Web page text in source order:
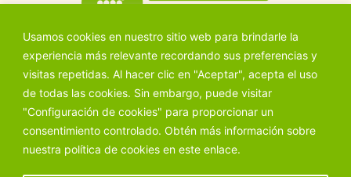
Usamos cookies en nuestro sitio web para brindarle la
experiencia más relevante recordando sus preferencias y
visitas repetidas. Al hacer clic en "Aceptar", acepta el uso
de todas las cookies. Sin embargo, puede visitar
"Configuración de cookies" para proporcionar un
consentimiento controlado. Obtén más información sobre
nuestra política de cookies en este enlace.
Ctra. Aranda, 11, 40320 Cantalejo (Segovia)
921 52 02 22
© 2026 Ferretería Baudilio S.L. | Todos los derechos reservados